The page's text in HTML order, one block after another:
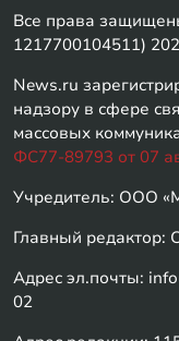
Все права
1217700104511)
News.ru
надзору в сфере
массовых
ФС77-89793 от 07
Учредитель: ООО
Главный редактор:
Адрес эл.почты:
02